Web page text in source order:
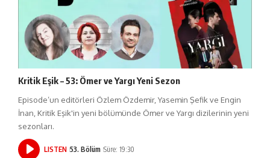
Kritik Eşik – 53: Ömer ve Yargı Yeni Sezon
Episode’un editörleri Özlem Özdemir, Yasemin Şefik ve Engin
İnan, Kritik Eşik'in yeni bölümünde Ömer ve Yargı dizilerinin yeni
sezonları.
LISTEN 53. Bölüm Süre: 19:30